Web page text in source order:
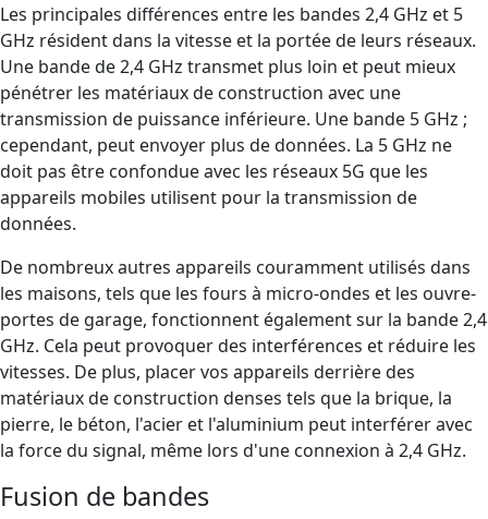
Les principales différences entre les bandes 2,4 GHz et 5
GHz résident dans la vitesse et la portée de leurs réseaux.
Une bande de 2,4 GHz transmet plus loin et peut mieux
pénétrer les matériaux de construction avec une
transmission de puissance inférieure. Une bande 5 GHz ;
cependant, peut envoyer plus de données. La 5 GHz ne
doit pas être confondue avec les réseaux 5G que les
appareils mobiles utilisent pour la transmission de
données.
De nombreux autres appareils couramment utilisés dans
les maisons, tels que les fours à micro-ondes et les ouvre-
portes de garage, fonctionnent également sur la bande 2,4
GHz. Cela peut provoquer des interférences et réduire les
vitesses. De plus, placer vos appareils derrière des
matériaux de construction denses tels que la brique, la
pierre, le béton, l'acier et l'aluminium peut interférer avec
la force du signal, même lors d'une connexion à 2,4 GHz.
Fusion de bandes